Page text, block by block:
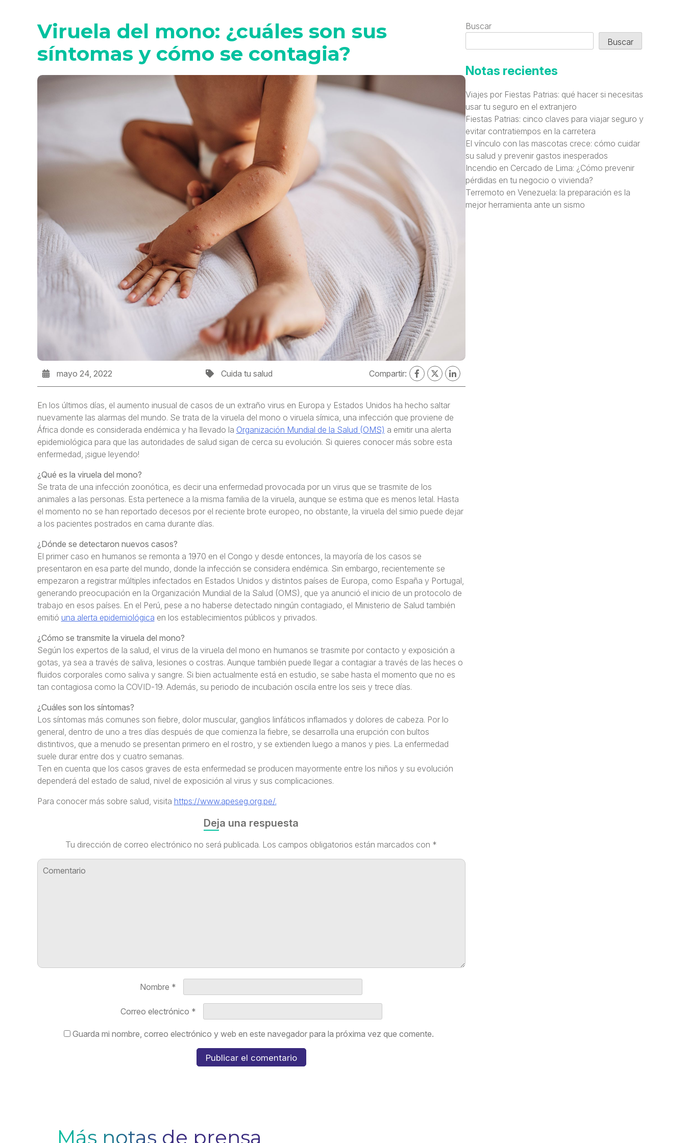
Viruela del mono: ¿cuáles son sus
síntomas y cómo se contagia?
mayo 24, 2022 Cuida tu salud Compartir:
En los últimos días, el aumento inusual de casos de un extraño virus en Europa y Estados Unidos ha hecho saltar
nuevamente las alarmas del mundo. Se trata de la viruela del mono o viruela símica, una infección que proviene de
África donde es considerada endémica y ha llevado la Organización Mundial de la Salud (OMS) a emitir una alerta
epidemiológica para que las autoridades de salud sigan de cerca su evolución. Si quieres conocer más sobre esta
enfermedad, ¡sigue leyendo!
¿Qué es la viruela del mono?
Se trata de una infección zoonótica, es decir una enfermedad provocada por un virus que se trasmite de los
animales a las personas. Esta pertenece a la misma familia de la viruela, aunque se estima que es menos letal. Hasta
el momento no se han reportado decesos por el reciente brote europeo, no obstante, la viruela del simio puede dejar
a los pacientes postrados en cama durante días.
¿Dónde se detectaron nuevos casos?
El primer caso en humanos se remonta a 1970 en el Congo y desde entonces, la mayoría de los casos se
presentaron en esa parte del mundo, donde la infección se considera endémica. Sin embargo, recientemente se
empezaron a registrar múltiples infectados en Estados Unidos y distintos países de Europa, como España y Portugal,
generando preocupación en la Organización Mundial de la Salud (OMS), que ya anunció el inicio de un protocolo de
trabajo en esos países. En el Perú, pese a no haberse detectado ningún contagiado, el Ministerio de Salud también
emitió una alerta epidemiológica en los establecimientos públicos y privados.
¿Cómo se transmite la viruela del mono?
Según los expertos de la salud, el virus de la viruela del mono en humanos se trasmite por contacto y exposición a
gotas, ya sea a través de saliva, lesiones o costras. Aunque también puede llegar a contagiar a través de las heces o
fluidos corporales como saliva y sangre. Si bien actualmente está en estudio, se sabe hasta el momento que no es
tan contagiosa como la COVID-19. Además, su periodo de incubación oscila entre los seis y trece días.
¿Cuáles son los síntomas?
Los síntomas más comunes son fiebre, dolor muscular, ganglios linfáticos inflamados y dolores de cabeza. Por lo
general, dentro de uno a tres días después de que comienza la fiebre, se desarrolla una erupción con bultos
distintivos, que a menudo se presentan primero en el rostro, y se extienden luego a manos y pies. La enfermedad
suele durar entre dos y cuatro semanas.
Ten en cuenta que los casos graves de esta enfermedad se producen mayormente entre los niños y su evolución
dependerá del estado de salud, nivel de exposición al virus y sus complicaciones.
Para conocer más sobre salud, visita https://www.apeseg.org.pe/.
Deja una respuesta
Tu dirección de correo electrónico no será publicada. Los campos obligatorios están marcados con *
Nombre *
Correo electrónico *
Guarda mi nombre, correo electrónico y web en este navegador para la próxima vez que comente.
Buscar
Buscar
Notas recientes
Viajes por Fiestas Patrias: qué hacer si necesitas
usar tu seguro en el extranjero
Fiestas Patrias: cinco claves para viajar seguro y
evitar contratiempos en la carretera
El vínculo con las mascotas crece: cómo cuidar
su salud y prevenir gastos inesperados
Incendio en Cercado de Lima: ¿Cómo prevenir
pérdidas en tu negocio o vivienda?
Terremoto en Venezuela: la preparación es la
mejor herramienta ante un sismo
Más notas de prensa